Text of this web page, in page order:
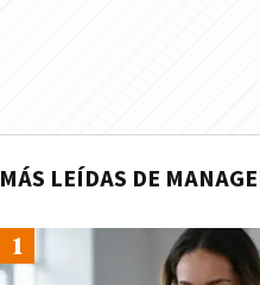
MÁS LEÍDAS DE